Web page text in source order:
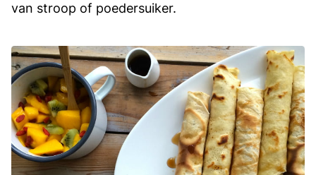
van stroop of poedersuiker.